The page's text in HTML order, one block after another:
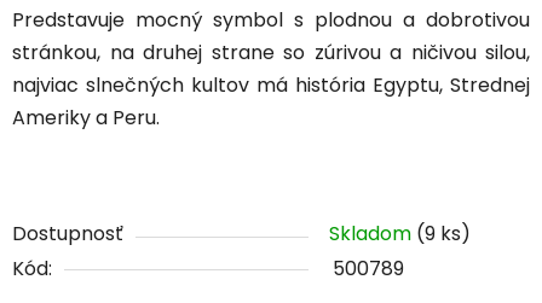
Predstavuje mocný symbol s plodnou a dobrotivou
stránkou, na druhej strane so zúrivou a ničivou silou,
najviac slnečných kultov má história Egyptu, Strednej
Ameriky a Peru.
Dostupnosť Skladom (9 ks)
Kód:
500789